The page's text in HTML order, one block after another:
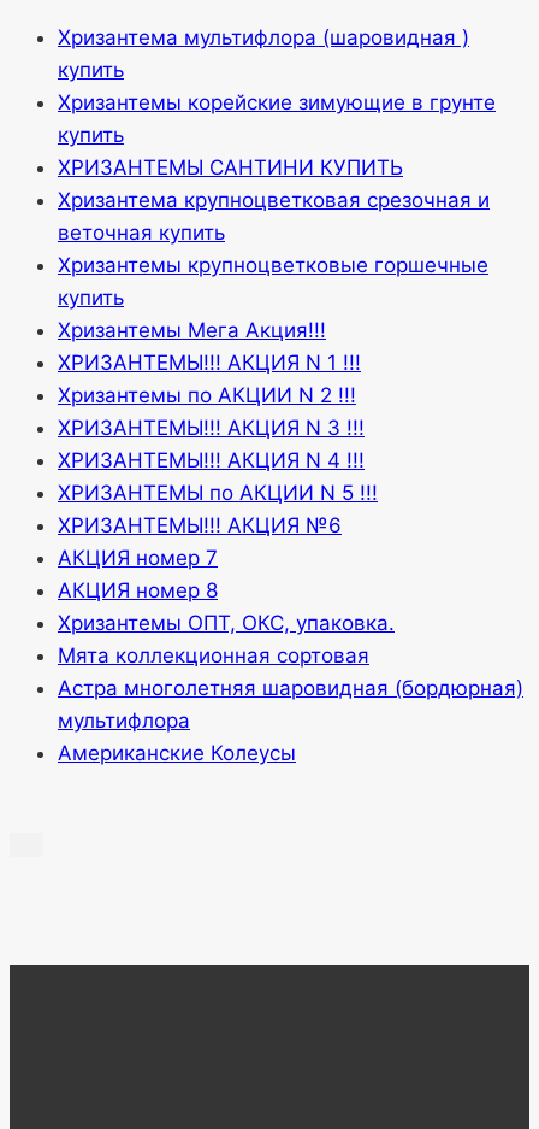
Хризантема мультифлора (шаровидная )
купить
Хризантемы корейские зимующие в грунте
купить
ХРИЗАНТЕМЫ САНТИНИ КУПИТЬ
Хризантема крупноцветковая срезочная и
веточная купить
Хризантемы крупноцветковые горшечные
купить
Хризантемы Мега Акция!!!
ХРИЗАНТЕМЫ!!! АКЦИЯ N 1 !!!
Хризантемы по АКЦИИ N 2 !!!
ХРИЗАНТЕМЫ!!! АКЦИЯ N 3 !!!
ХРИЗАНТЕМЫ!!! АКЦИЯ N 4 !!!
ХРИЗАНТЕМЫ по АКЦИИ N 5 !!!
ХРИЗАНТЕМЫ!!! АКЦИЯ №6
АКЦИЯ номер 7
АКЦИЯ номер 8
Хризантемы ОПТ, ОКС, упаковка.
Мята коллекционная сортовая
Астра многолетняя шаровидная (бордюрная)
мультифлора
Американские Колеусы